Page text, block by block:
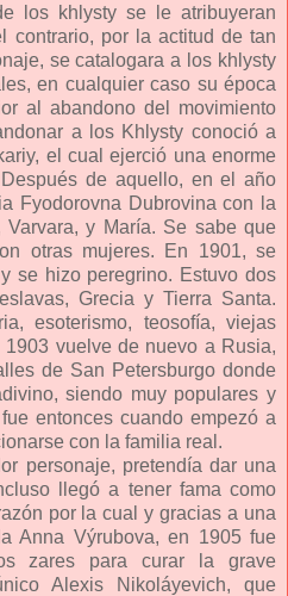
los khlysty se le atribuyeran
contrario, por la actitud de tan
se catalogara a los khlysty
en cualquier caso su época
al abandono del movimiento
a los Khlysty conoció a
el cual ejerció una enorme
de aquello, en el año
Fyodorovna Dubrovina con la
y María. Se sabe que
otras mujeres. En 1901, se
se hizo peregrino. Estuvo dos
Grecia y Tierra Santa.
esoterismo, teosofía, viejas
vuelve de nuevo a Rusia,
de San Petersburgo donde
siendo muy populares y
entonces cuando empezó a
con la familia real.
personaje, pretendía dar una
llegó a tener fama como
por la cual y gracias a una
Anna Výrubova, en 1905 fue
zares para curar la grave
Alexis Nikoláyevich, que